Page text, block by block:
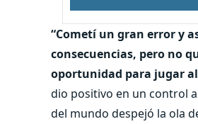
“Cometí un gran error y
consecuencias, pero no
oportunidad para jugar
dio positivo en un control
del mundo despejó la ola